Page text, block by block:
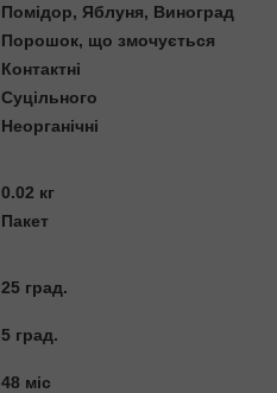
Помідор, Яблуня, Виноград
Порошок, що змочується
Контактні
Суцільного
Неорганічні
0.02 кг
Пакет
25 град.
5 град.
48 міс